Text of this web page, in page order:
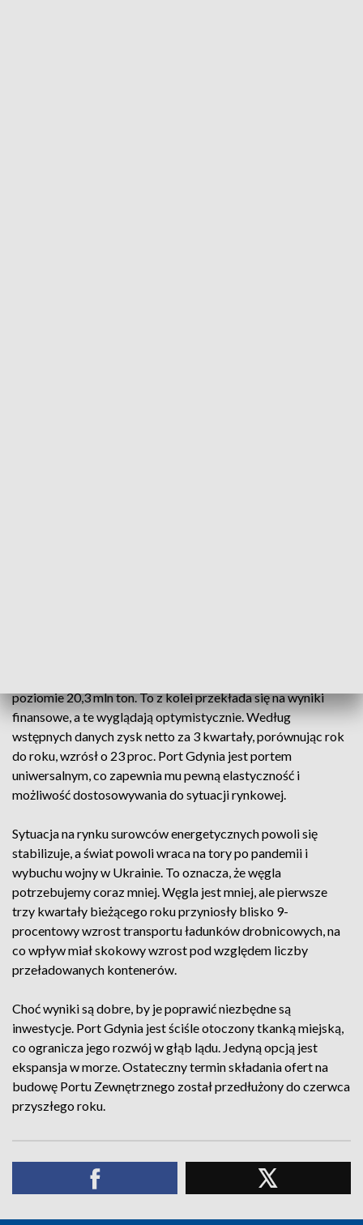
poziomie 20,3 mln ton. To z kolei przekłada się na wyniki
finansowe, a te wyglądają optymistycznie. Według
wstępnych danych zysk netto za 3 kwartały, porównując rok
do roku, wzrósł o 23 proc. Port Gdynia jest portem
uniwersalnym, co zapewnia mu pewną elastyczność i
możliwość dostosowywania do sytuacji rynkowej.
Sytuacja na rynku surowców energetycznych powoli się
stabilizuje, a świat powoli wraca na tory po pandemii i
wybuchu wojny w Ukrainie. To oznacza, że węgla
potrzebujemy coraz mniej. Węgla jest mniej, ale pierwsze
trzy kwartały bieżącego roku przyniosły blisko 9-
procentowy wzrost transportu ładunków drobnicowych, na
co wpływ miał skokowy wzrost pod względem liczby
przeładowanych kontenerów.
Choć wyniki są dobre, by je poprawić niezbędne są
inwestycje. Port Gdynia jest ściśle otoczony tkanką miejską,
co ogranicza jego rozwój w głąb lądu. Jedyną opcją jest
ekspansja w morze. Ostateczny termin składania ofert na
budowę Portu Zewnętrznego został przedłużony do czerwca
przyszłego roku.